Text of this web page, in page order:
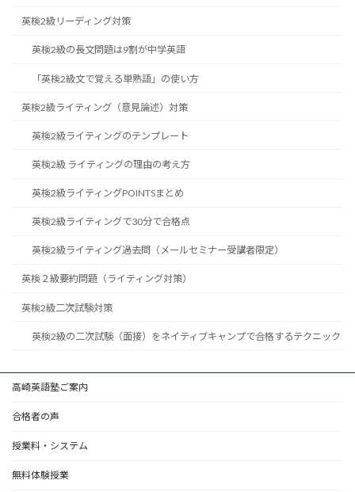
英検2級リーディング対策
英検2級の長文問題は9割が中学英語
「英検2級文で覚える単熟語」の使い方
英検2級ライティング（意見論述）対策
英検2級ライティングのテンプレート
英検2級 ライティングの理由の考え方
英検2級ライティングPOINTSまとめ
英検2級ライティングで30分で合格点
英検2級ライティング過去問（メールセミナー受講者限定）
英検２級要約問題（ライティング対策）
英検2級二次試験対策
英検2級の二次試験（面接）をネイティブキャンプで合格するテクニック
高崎英語塾ご案内
合格者の声
授業料・システム
無料体験授業